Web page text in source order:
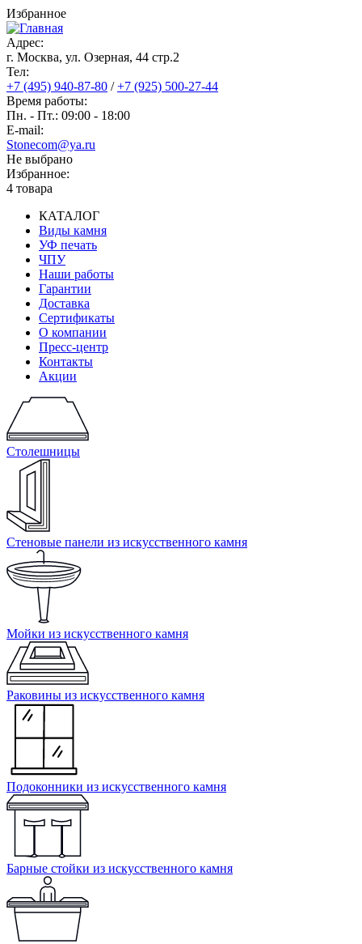
Перейти
к
основному
содержанию
Избранное
Адрес:
г. Москва, ул. Озерная, 44 cтр.2
Тел:
+7 (495) 940-87-80 /+7 (925) 500-27-44
Время работы:
Пн. - Пт.: 09:00 - 18:00
E-mail:
Stonecom@ya.ru
Не выбрано
Избранное:
4 товара
Основная
навигация
КАТАЛОГ
Виды камня
УФ печать
ЧПУ
Наши работы
Гарантии
Доставка
Сертификаты
О компании
Пресс-центр
Контакты
Акции
Столешницы
Стеновые панели из искусственного камня
Мойки из искусственного камня
Раковины из искусственного камня
Подоконники из искусственного камня
Барные стойки из искусственного камня